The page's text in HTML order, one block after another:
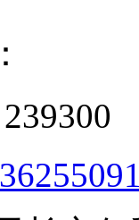
239300